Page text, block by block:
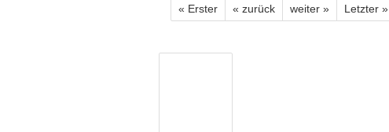
« Erster « zurück weiter » Letzter »